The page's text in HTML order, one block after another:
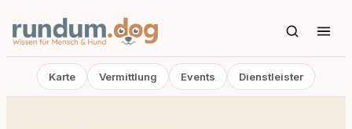
Karte Vermittlung Events Dienstleister